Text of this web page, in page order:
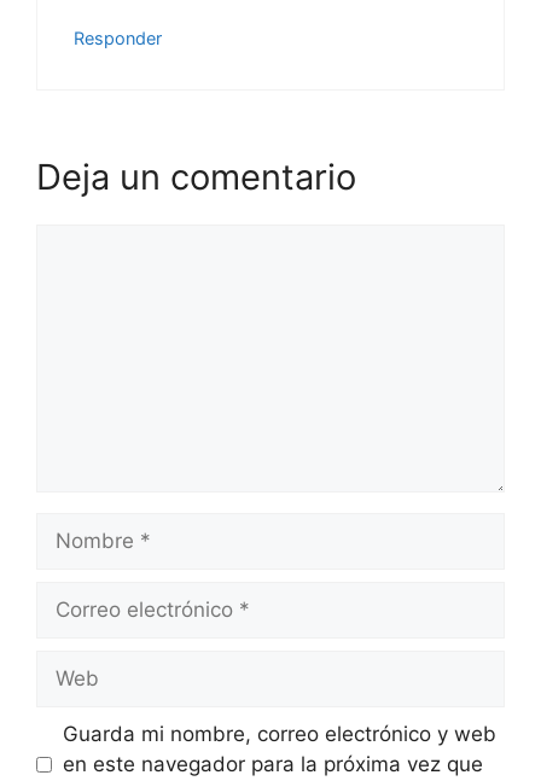
Responder
Deja un comentario
Nombre
Correo
Web
Guarda mi nombre, correo electrónico y web
en este navegador para la próxima vez que